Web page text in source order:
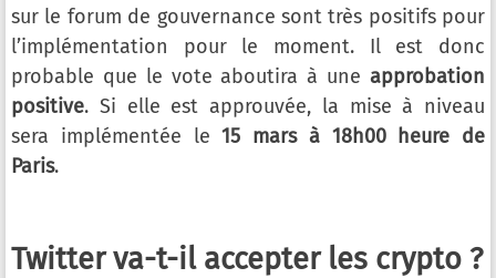
sur le forum de gouvernance sont très positifs pour
l’implémentation pour le moment. Il est donc
probable que le vote aboutira à une approbation
positive. Si elle est approuvée, la mise à niveau
sera implémentée le15 mars à 18h00 heure de
Paris.
Twitter va-t-il accepter les crypto ?